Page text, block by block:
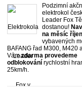
Podzimní
elektrokol
Leader Fox
dostanou!
na měsíc říjen
vybavených
BAFANG řad M300, M420
Vámzdarma provedeme
odblokování rychlostní
25km/h.